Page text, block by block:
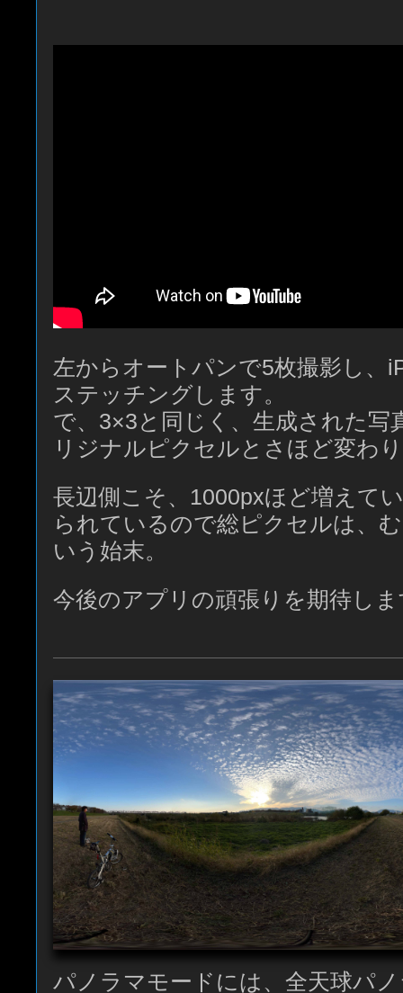
左からオートパンで5枚撮影し、
ステッチングします。
で、3×3と同じく、生成された写
リジナルピクセルとさほど変わ
長辺側こそ、1000pxほど増えて
られているので総ピクセルは、
いう始末。
今後のアプリの頑張りを期待し
パノラマモードには、全天球パ